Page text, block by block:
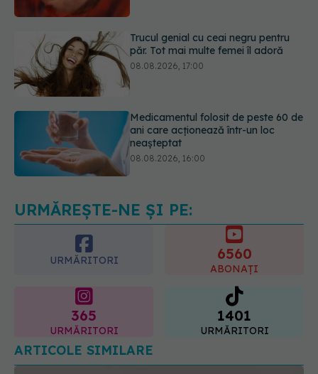
Medicamentul folosit de peste 60 de
Transpirații nocturne: semnul ignorat
care poate ascunde probleme
URMĂREȘTE-NE ȘI PE:
URMĂRITORI 6560
ABONAȚI
365
URMĂRITORI
1401
URMĂRITORI
ARTICOLE SIMILARE